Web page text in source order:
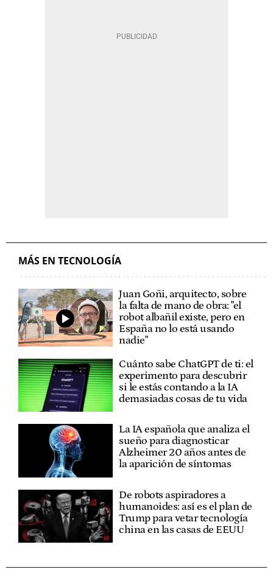
MÁS EN TECNOLOGÍA
Juan Goñi, arquitecto, sobre
la falta de mano de obra: "el
robot albañil existe, pero en
España no lo está usando
nadie"
Cuánto sabe ChatGPT de ti: el
experimento para descubrir
si le estás contando a la IA
demasiadas cosas de tu vida
La IA española que analiza el
sueño para diagnosticar
Alzheimer 20 años antes de
la aparición de síntomas
De robots aspiradores a
humanoides: así es el plan de
Trump para vetar tecnología
china en las casas de EEUU